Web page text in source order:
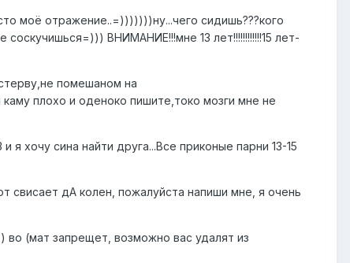
моё отражение..=)))))))ну...чего сидишь???кого
ВНИМАНИЕ!!!мне 13 лет!!!!!!!!!!!!15 лет-
помешаном на
плохо и оденоко пишите,токо мозги мне не
я хочу сина найти друга...Все приконые парни 13-15
свисает дА колен, пожалуйста напиши мне, я очень
во (мат запрещет, возможно вас удалят из